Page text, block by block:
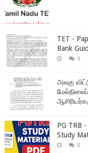
TET -
Bank
0
அலகு
PG TRB
Study
0